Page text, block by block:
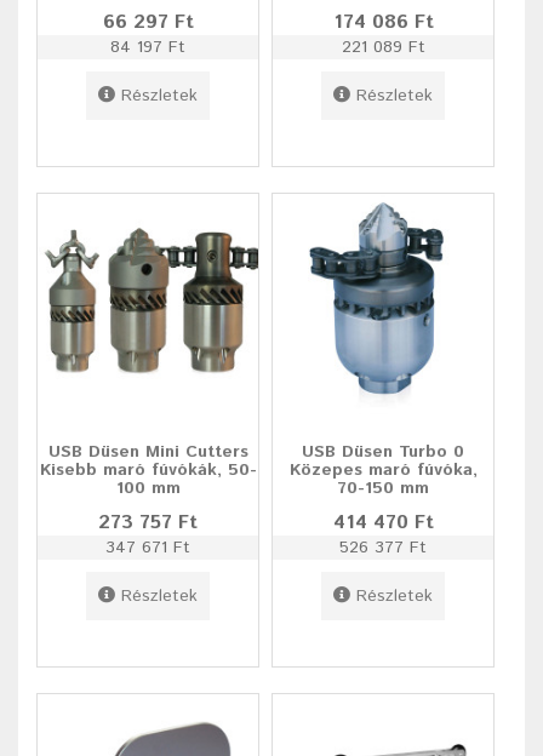
66 297 Ft
84 197 Ft
Részletek
174 086 Ft
221 089 Ft
Részletek
USB Düsen Mini Cutters
Kisebb maró fúvókák, 50-
100 mm
273 757 Ft
347 671 Ft
Részletek
USB Düsen Turbo 0
Közepes maró fúvóka,
70-150 mm
414 470 Ft
526 377 Ft
Részletek